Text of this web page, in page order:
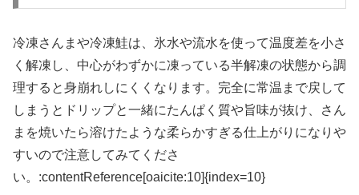
冷凍さんまや冷凍鮭は、氷水や流水を使って温度差を小さ
く解凍し、中心がわずかに凍っている半解凍の状態から調
理すると身崩れしにくくなります。完全に常温まで戻して
しまうとドリップと一緒にたんぱく質や旨味が抜け、さん
まを焼いたら溶けたような柔らかすぎる仕上がりになりや
すいので注意してみてくださ
い。:contentReference[oaicite:10]{index=10}